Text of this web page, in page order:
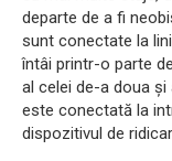
departe de a fi
sunt conectate la
întâi printr-o parte
al celei de-a doua
este conectată la
dispozitivul de